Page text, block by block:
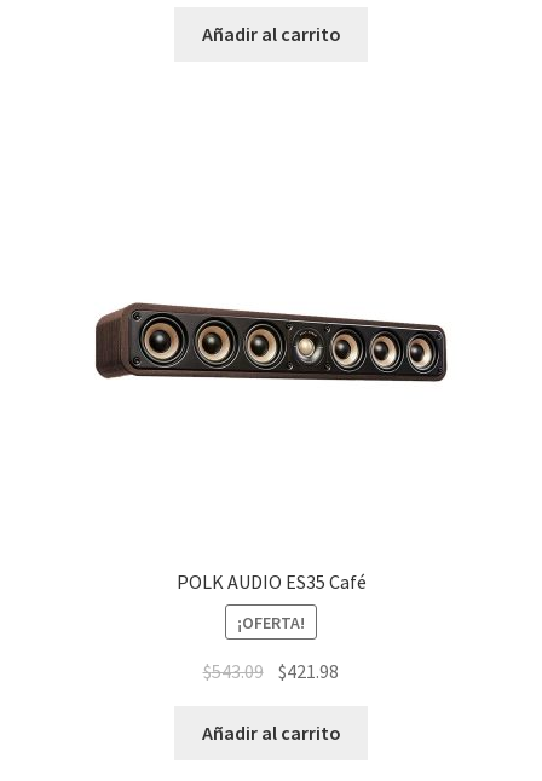
Añadir al carrito
POLK AUDIO ES35 Café
¡OFERTA!
$543.09 $421.98
Añadir al carrito